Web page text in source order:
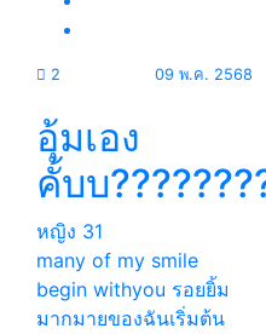
2 09 พ.ค. 2568
อุ้มเอง
คั้บบ
หญิง 31
many of my smile
begin withyou รอยยิ้ม
มากมายของฉันเริ่มต้น